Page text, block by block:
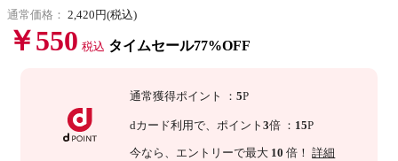
通常価格： 2,420円(税込)
￥550 税込 タイムセール77%OFF
通常獲得ポイント ：5P
dカード利用で、ポイント3倍 ： 15P
今なら 、エントリーで最大 10 倍！詳細